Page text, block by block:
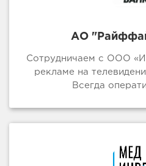
АО
Сотрудничаем с ООО
рекламе на
Всегда